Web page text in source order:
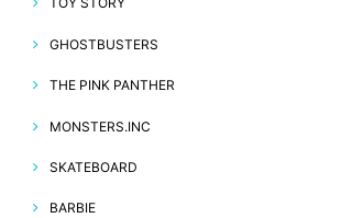
GHOSTBUSTERS
THE PINK PANTHER
MONSTERS.INC
SKATEBOARD
BARBIE